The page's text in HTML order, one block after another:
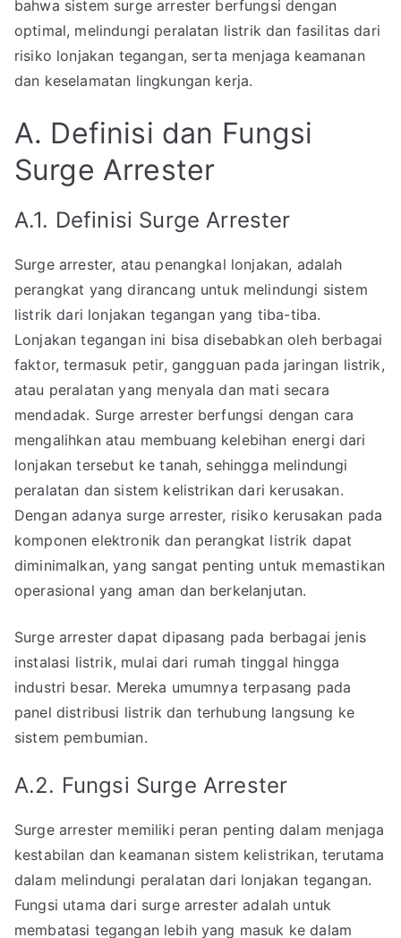
bahwa sistem surge arrester berfungsi dengan
optimal, melindungi peralatan listrik dan fasilitas dari
risiko lonjakan tegangan, serta menjaga keamanan
dan keselamatan lingkungan kerja.
A. Definisi dan Fungsi
Surge Arrester
A.1. Definisi Surge Arrester
Surge arrester, atau penangkal lonjakan, adalah
perangkat yang dirancang untuk melindungi sistem
listrik dari lonjakan tegangan yang tiba-tiba.
Lonjakan tegangan ini bisa disebabkan oleh berbagai
faktor, termasuk petir, gangguan pada jaringan listrik,
atau peralatan yang menyala dan mati secara
mendadak. Surge arrester berfungsi dengan cara
mengalihkan atau membuang kelebihan energi dari
lonjakan tersebut ke tanah, sehingga melindungi
peralatan dan sistem kelistrikan dari kerusakan.
Dengan adanya surge arrester, risiko kerusakan pada
komponen elektronik dan perangkat listrik dapat
diminimalkan, yang sangat penting untuk memastikan
operasional yang aman dan berkelanjutan.
Surge arrester dapat dipasang pada berbagai jenis
instalasi listrik, mulai dari rumah tinggal hingga
industri besar. Mereka umumnya terpasang pada
panel distribusi listrik dan terhubung langsung ke
sistem pembumian.
A.2. Fungsi Surge Arrester
Surge arrester memiliki peran penting dalam menjaga
kestabilan dan keamanan sistem kelistrikan, terutama
dalam melindungi peralatan dari lonjakan tegangan.
Fungsi utama dari surge arrester adalah untuk
membatasi tegangan lebih yang masuk ke dalam